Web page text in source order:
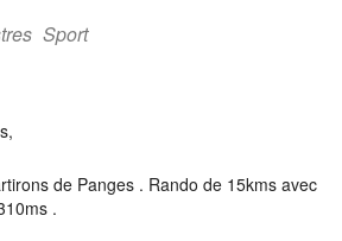
Sport
de Panges . Rando de 15kms avec
.